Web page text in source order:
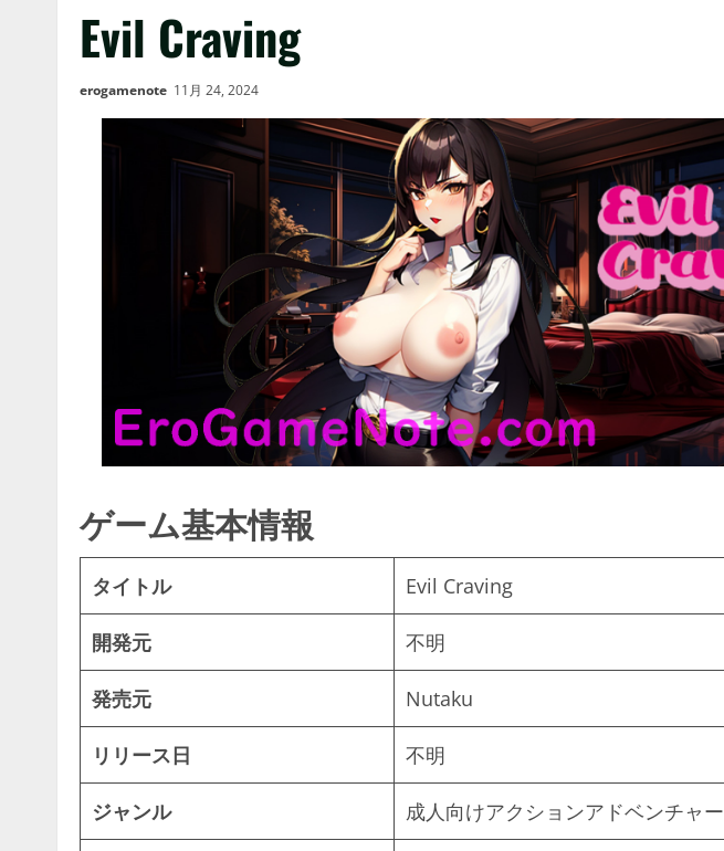
Evil Craving
erogamenote 11月 24, 2024
ゲーム基本情報
タイトル Evil Craving
開発元 不明
発売元 Nutaku
リリース日 不明
ジャンル 成人向けアクションアドベンチャー